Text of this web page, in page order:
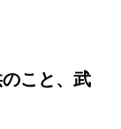
こと、武